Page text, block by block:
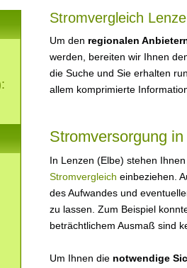
Stromvergleich
Um den regionalen
werden, bereiten wir Ihnen
die Suche und Sie erhalten
allem komprimierte
Stromversorgung
In Lenzen (Elbe) stehen Ihnen
Stromvergleich einbeziehen.
des Aufwandes und
zu lassen. Zum Beispiel
beträchtlichem Ausmaß sind
Um Ihnen die notwendige